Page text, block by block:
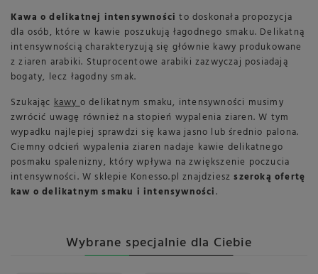
Kawa o delikatnej intensywności to doskonała propozycja
dla osób, które w kawie poszukują łagodnego smaku. Delikatną
intensywnością charakteryzują się głównie kawy produkowane
z ziaren arabiki. Stuprocentowe arabiki zazwyczaj posiadają
bogaty, lecz łagodny smak.
Szukając kawyo delikatnym smaku, intensywności musimy
zwrócić uwagę również na stopień wypalenia ziaren. W tym
wypadku najlepiej sprawdzi się kawa jasno lub średnio palona.
Ciemny odcień wypalenia ziaren nadaje kawie delikatnego
posmaku spalenizny, który wpływa na zwiększenie poczucia
intensywności. W sklepie Konesso.pl znajdzieszszeroką ofertę
kaw o delikatnym smaku i intensywności.
Wybrane specjalnie dla Ciebie